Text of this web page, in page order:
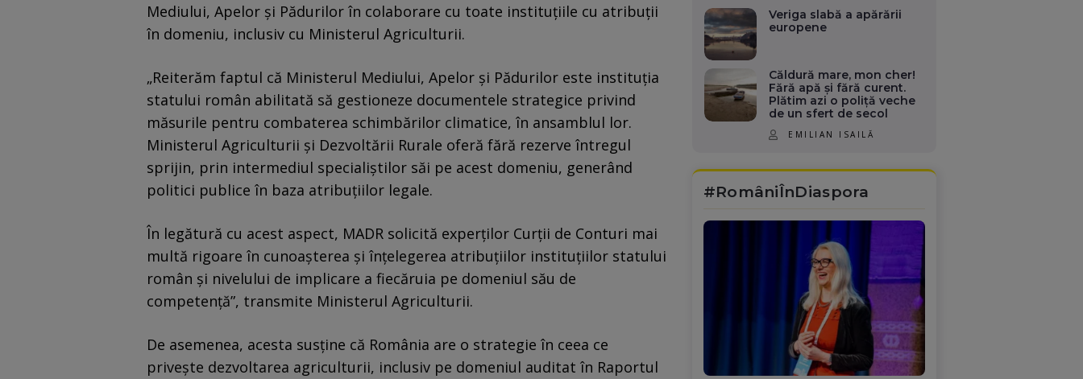
Mediului, Apelor și Pădurilor în colaborare cu toate instituțiile cu atribuții
în domeniu, inclusiv cu Ministerul Agriculturii.
„Reiterăm faptul că Ministerul Mediului, Apelor și Pădurilor este instituția
statului român abilitată să gestioneze documentele strategice privind
măsurile pentru combaterea schimbărilor climatice, în ansamblul lor.
Ministerul Agriculturii și Dezvoltării Rurale oferă fără rezerve întregul
sprijin, prin intermediul specialiștilor săi pe acest domeniu, generând
politici publice în baza atribuțiilor legale.
În legătură cu acest aspect, MADR solicită experților Curții de Conturi mai
multă rigoare în cunoașterea și înțelegerea atribuțiilor instituțiilor statului
român și nivelului de implicare a fiecăruia pe domeniul său de
competență”, transmite Ministerul Agriculturii.
De asemenea, acesta susține că România are o strategie în ceea ce
privește dezvoltarea agriculturii, inclusiv pe domeniul auditat în Raportul
Veriga slabă a apărării
europene
Căldură mare, mon cher!
Fără apă și fără curent.
Plătim azi o poliță veche
de un sfert de secol
EMILIAN ISAILĂ
#RomâniÎnDiaspora